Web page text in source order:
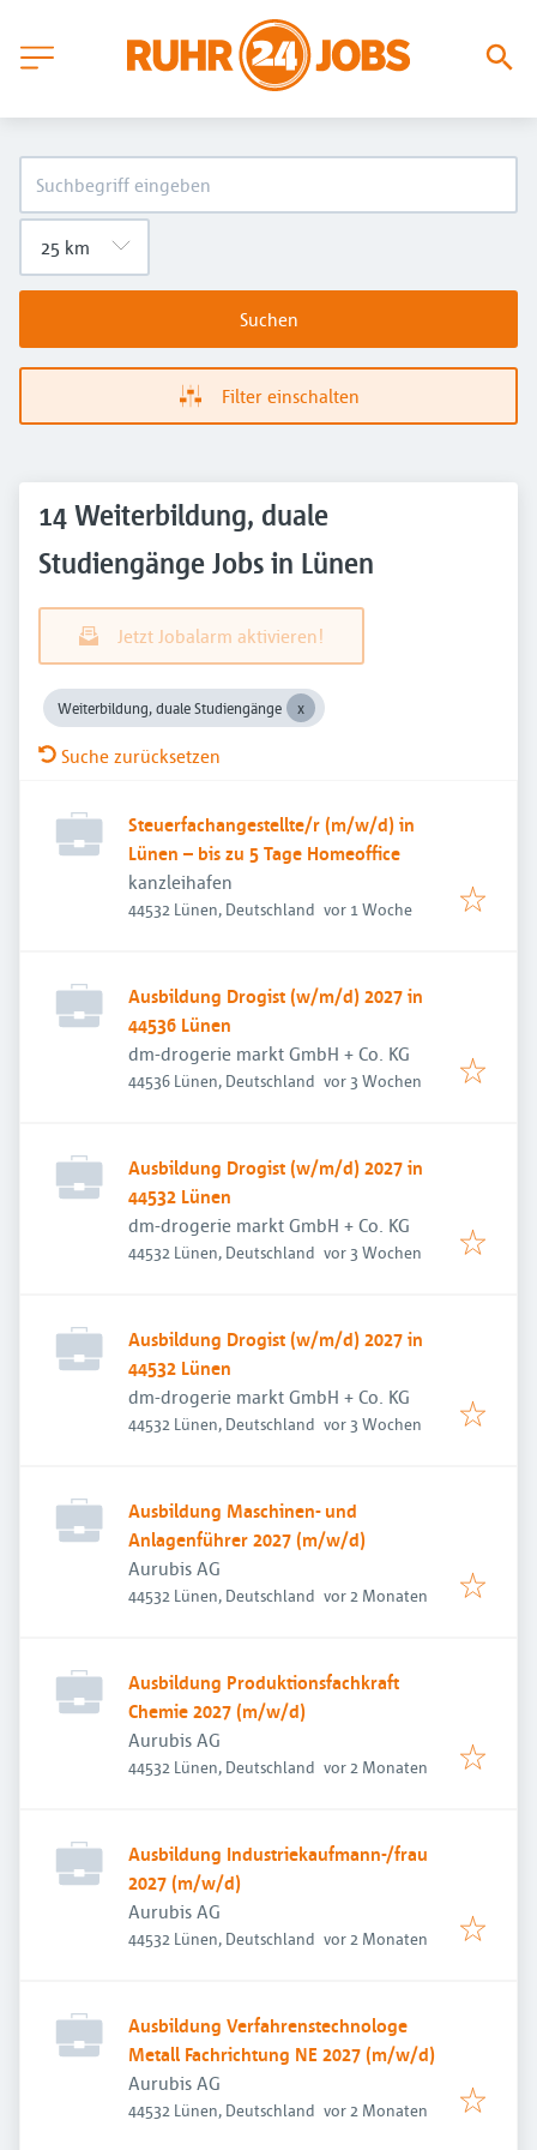
Suchen
Filter einschalten
14 Weiterbildung, duale
Studiengänge Jobs in Lünen
Jetzt Jobalarm aktivieren!
Weiterbildung, duale Studiengänge
Suche zurücksetzen
Steuerfachangestellte/r (m/w/d) in
Lünen – bis zu 5 Tage Homeoffice
kanzleihafen
44532 Lünen, Deutschland Veröffentlicht
vor 1 Woche
Ausbildung Drogist (w/m/d) 2027 in
44536 Lünen
dm-drogerie markt GmbH + Co. KG
44536 Lünen, Deutschland Veröffentlicht
vor 3 Wochen
Ausbildung Drogist (w/m/d) 2027 in
44532 Lünen
dm-drogerie markt GmbH + Co. KG
44532 Lünen, Deutschland Veröffentlicht
vor 3 Wochen
Ausbildung Drogist (w/m/d) 2027 in
44532 Lünen
dm-drogerie markt GmbH + Co. KG
44532 Lünen, Deutschland Veröffentlicht
vor 3 Wochen
Ausbildung Maschinen- und
Anlagenführer 2027 (m/w/d)
Aurubis AG
44532 Lünen, Deutschland Veröffentlicht:
vor 2 Monaten
Ausbildung Produktionsfachkraft
Chemie 2027 (m/w/d)
Aurubis AG
44532 Lünen, Deutschland Veröffentlicht:
vor 2 Monaten
Ausbildung Industriekaufmann-/frau
2027 (m/w/d)
Aurubis AG
44532 Lünen, Deutschland Veröffentlicht:
vor 2 Monaten
Ausbildung Verfahrenstechnologe
Metall Fachrichtung NE 2027 (m/w/d)
Aurubis AG
44532 Lünen, Deutschland Veröffentlicht:
vor 2 Monaten